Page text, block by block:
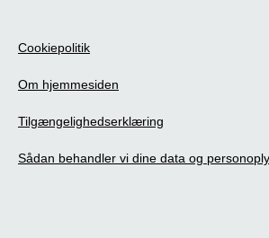
Cookiepolitik
Om hjemmesiden
Tilgængelighedserklæring
Sådan behandler vi dine data og